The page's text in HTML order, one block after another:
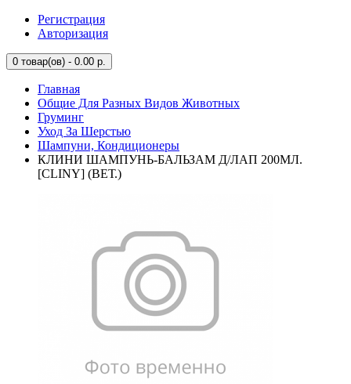
Регистрация
Авторизация
0 товар(ов) - 0.00 р.
Главная
Общие Для Разных Видов Животных
Груминг
Уход За Шерстью
Шампуни, Кондиционеры
КЛИНИ ШАМПУНЬ-БАЛЬЗАМ Д/ЛАП 200МЛ.
[CLINY] (ВЕТ.)